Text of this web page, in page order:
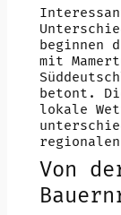
mit
betont.
lokale
Von